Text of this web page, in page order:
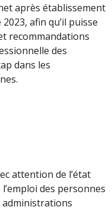
après établissement
afin qu’il puisse
recommandations
des
dans les
attention de l’état
des personnes
administrations